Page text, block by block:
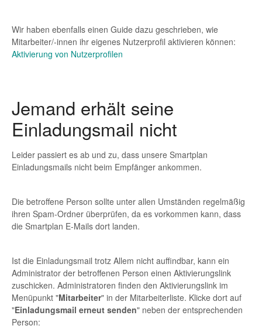
Wir haben ebenfalls einen Guide dazu geschrieben, wie
Mitarbeiter/-innen ihr eigenes Nutzerprofil aktivieren können:
Aktivierung von Nutzerprofilen
Jemand erhält seine
Einladungsmail nicht
Leider passiert es ab und zu, dass unsere Smartplan
Einladungsmails nicht beim Empfänger ankommen.
Die betroffene Person sollte unter allen Umständen regelmäßig
ihren Spam-Ordner überprüfen, da es vorkommen kann, dass
die Smartplan E-Mails dort landen.
Ist die Einladungsmail trotz Allem nicht auffindbar, kann ein
Administrator der betroffenen Person einen Aktivierungslink
zuschicken. Administratoren finden den Aktivierungslink im
Menüpunkt "Mitarbeiter" in der Mitarbeiterliste. Klicke dort auf
"Einladungsmail erneut senden" neben der entsprechenden
Person: